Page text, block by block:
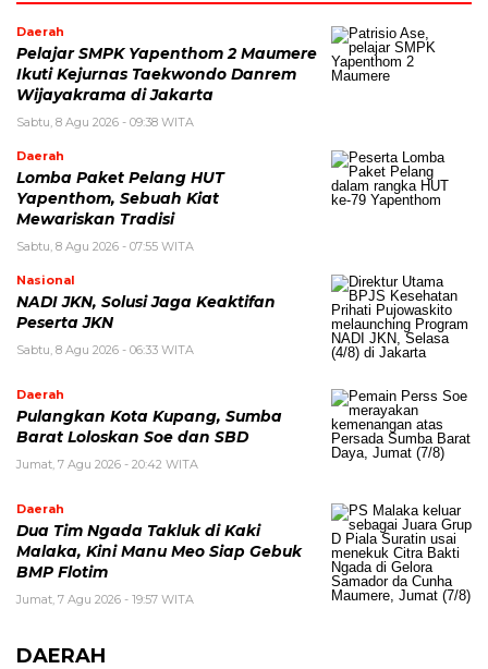
Daerah
Pelajar SMPK Yapenthom 2 Maumere
Ikuti Kejurnas Taekwondo Danrem
Wijayakrama di Jakarta
Sabtu, 8 Agu 2026 - 09:38 WITA
Daerah
Lomba Paket Pelang HUT
Yapenthom, Sebuah Kiat
Mewariskan Tradisi
Sabtu, 8 Agu 2026 - 07:55 WITA
Nasional
NADI JKN, Solusi Jaga Keaktifan
Peserta JKN
Sabtu, 8 Agu 2026 - 06:33 WITA
Daerah
Pulangkan Kota Kupang, Sumba
Barat Loloskan Soe dan SBD
Jumat, 7 Agu 2026 - 20:42 WITA
Daerah
Dua Tim Ngada Takluk di Kaki
Malaka, Kini Manu Meo Siap Gebuk
BMP Flotim
Jumat, 7 Agu 2026 - 19:57 WITA
DAERAH